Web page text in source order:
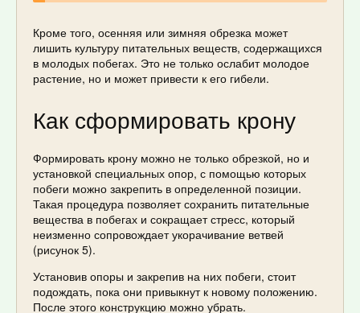
Кроме того, осенняя или зимняя обрезка может
лишить культуру питательных веществ, содержащихся
в молодых побегах. Это не только ослабит молодое
растение, но и может привести к его гибели.
Как сформировать крону
Формировать крону можно не только обрезкой, но и
установкой специальных опор, с помощью которых
побеги можно закрепить в определенной позиции.
Такая процедура позволяет сохранить питательные
вещества в побегах и сокращает стресс, который
неизменно сопровождает укорачивание ветвей
(рисунок 5).
Установив опоры и закрепив на них побеги, стоит
подождать, пока они привыкнут к новому положению.
После этого конструкцию можно убрать.